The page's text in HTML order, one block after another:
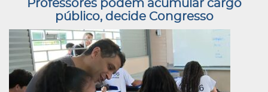
Professores podem acumular cargo
público, decide Congresso